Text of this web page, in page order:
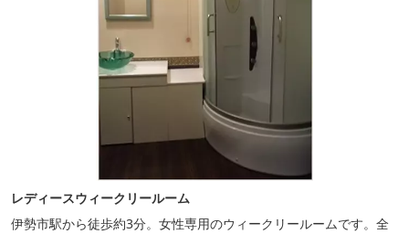
レディースウィークリールーム
伊勢市駅から徒歩約3分。女性専用のウィークリールームです。全